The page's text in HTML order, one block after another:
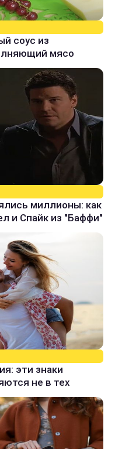
соус из
мясо
миллионы: как
и Спайк из "Баффи"
эти знаки
не в тех